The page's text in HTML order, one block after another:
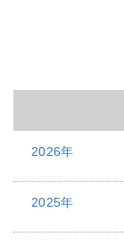
2026年
2025年